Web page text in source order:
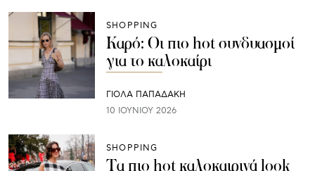
SHOPPING
Καρό: Οι πιο hot συνδυασμοί
για το καλοκαίρι
ΓΙΌΛΑ ΠΑΠΑΔΆΚΗ
10 ΙΟΥΝΊΟΥ 2026
SHOPPING
Τα πιο hot καλοκαιρινά look